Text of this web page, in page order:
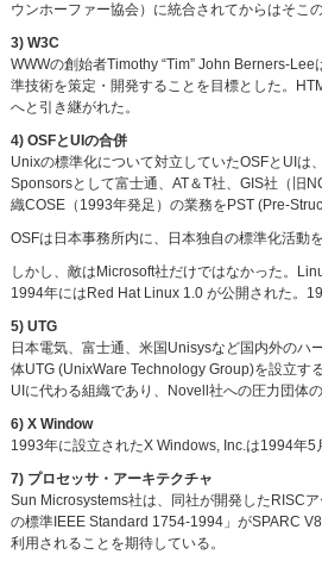
ウンホーファー協会）に統合されてからはそこ
3) W3C
WWWの創始者Timothy “Tim” John Berners-
準技術を策定・開発することを目標とした。
へと引き継がれた。
4) OSFとUIの合併
Unixの標準化について対立していたOSFとUIは
Sponsorsとして富士通、AT＆T社、GIS社（旧
織COSE（1993年発足）の業務をPST (Pre-
OSFは日本事務所内に、日本独自の標準化活動
しかし、敵はMicrosoft社だけではなかった。
1994年にはRed Hat Linux 1.0 が公開された。
5) UTG
日本電気、富士通、米国Unisysなど国内外の
体UTG (UnixWare Technology Group)を設立す
UIに代わる組織であり、Novell社への圧力団体
6) X Window
1993年に設立されたX Windows, Inc.は1994年5
7) プロセッサ・アーキテクチャ
Sun Microsystems社は、同社が開発したRISC
の標準IEEE Standard 1754-1994」がSPARC
利用されることを期待している。